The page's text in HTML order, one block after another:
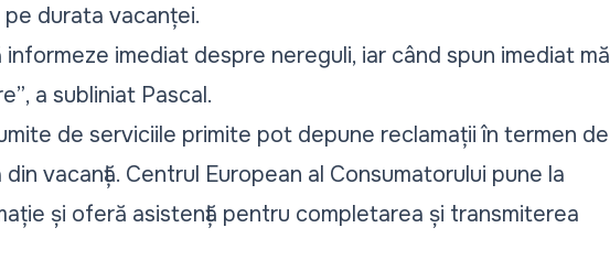
durata vacanței.
imediat despre nereguli, iar când spun imediat mă
, a subliniat Pascal.
de serviciile primite pot depune reclamații în termen de
vacanță. Centrul European al Consumatorului pune la
și oferă asistență pentru completarea și transmiterea